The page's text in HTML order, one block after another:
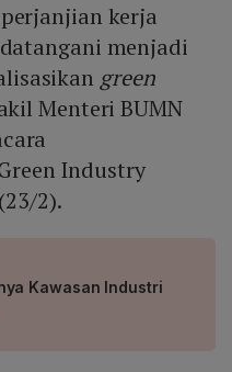
kerja
menjadi
green
Menteri BUMN
Industry
2).
Kawasan Industri